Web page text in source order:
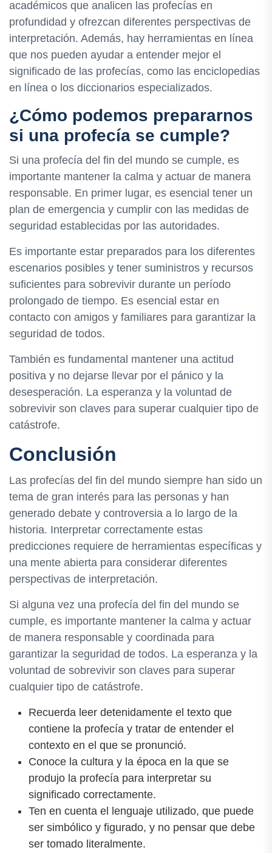
académicos que analicen las profecías en
profundidad y ofrezcan diferentes perspectivas de
interpretación. Además, hay herramientas en línea
que nos pueden ayudar a entender mejor el
significado de las profecías, como las enciclopedias
en línea o los diccionarios especializados.
¿Cómo podemos prepararnos
si una profecía se cumple?
Si una profecía del fin del mundo se cumple, es
importante mantener la calma y actuar de manera
responsable. En primer lugar, es esencial tener un
plan de emergencia y cumplir con las medidas de
seguridad establecidas por las autoridades.
Es importante estar preparados para los diferentes
escenarios posibles y tener suministros y recursos
suficientes para sobrevivir durante un período
prolongado de tiempo. Es esencial estar en
contacto con amigos y familiares para garantizar la
seguridad de todos.
También es fundamental mantener una actitud
positiva y no dejarse llevar por el pánico y la
desesperación. La esperanza y la voluntad de
sobrevivir son claves para superar cualquier tipo de
catástrofe.
Conclusión
Las profecías del fin del mundo siempre han sido un
tema de gran interés para las personas y han
generado debate y controversia a lo largo de la
historia. Interpretar correctamente estas
predicciones requiere de herramientas específicas y
una mente abierta para considerar diferentes
perspectivas de interpretación.
Si alguna vez una profecía del fin del mundo se
cumple, es importante mantener la calma y actuar
de manera responsable y coordinada para
garantizar la seguridad de todos. La esperanza y la
voluntad de sobrevivir son claves para superar
cualquier tipo de catástrofe.
Recuerda leer detenidamente el texto que
contiene la profecía y tratar de entender el
contexto en el que se pronunció.
Conoce la cultura y la época en la que se
produjo la profecía para interpretar su
significado correctamente.
Ten en cuenta el lenguaje utilizado, que puede
ser simbólico y figurado, y no pensar que debe
ser tomado literalmente.